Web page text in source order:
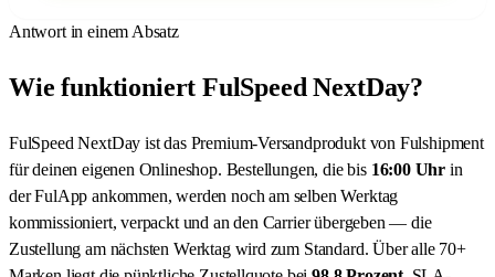
Antwort in einem Absatz
Wie funktioniert FulSpeed NextDay?
FulSpeed NextDay ist das Premium-Versandprodukt von Fulshipment
für deinen eigenen Onlineshop. Bestellungen, die bis 16:00 Uhr in
der FulApp ankommen, werden noch am selben Werktag
kommissioniert, verpackt und an den Carrier übergeben — die
Zustellung am nächsten Werktag wird zum Standard. Über alle 70+